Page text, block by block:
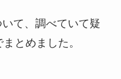
て、調べていて疑
とめました。